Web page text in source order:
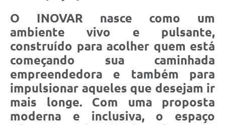
O INOVAR nasce como um
ambiente vivo e pulsante,
construído para acolher quem está
começando sua caminhada
empreendedora e também para
impulsionar aqueles que desejam ir
mais longe. Com uma proposta
moderna e inclusiva, o espaço